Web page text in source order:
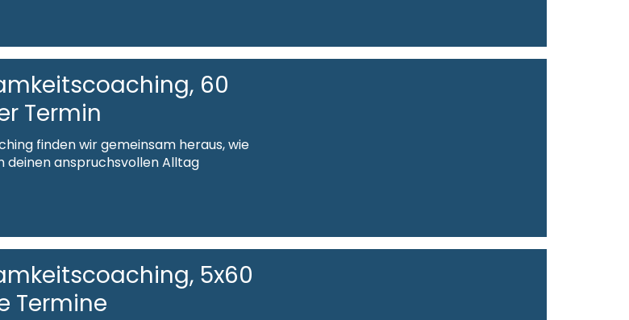
60
Termin
finden wir gemeinsam heraus, wie
deinen anspruchsvollen Alltag
5x60
Termine